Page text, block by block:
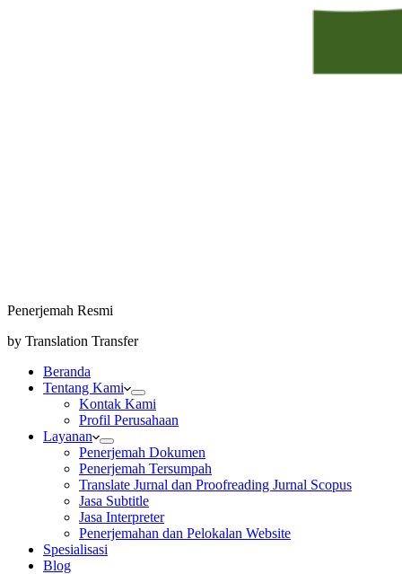
Penerjemah Resmi
by Translation Transfer
Beranda
Tentang Kami
Kontak Kami
Profil Perusahaan
Layanan
Penerjemah Dokumen
Penerjemah Tersumpah
Translate Jurnal dan Proofreading Jurnal Scopus
Jasa Subtitle
Jasa Interpreter
Penerjemahan dan Pelokalan Website
Spesialisasi
Blog